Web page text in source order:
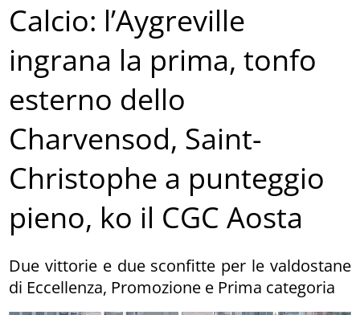
Calcio: l’Aygreville
ingrana la prima, tonfo
esterno dello
Charvensod, Saint-
Christophe a punteggio
pieno, ko il CGC Aosta
Due vittorie e due sconfitte per le valdostane
di Eccellenza, Promozione e Prima categoria